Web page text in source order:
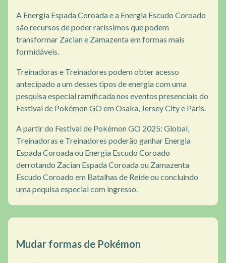
A Energia Espada Coroada e a Energia Escudo Coroado
são recursos de poder raríssimos que podem
transformar Zacian e Zamazenta em formas mais
formidáveis.
Treinadoras e Treinadores podem obter acesso
antecipado a um desses tipos de energia com uma
pesquisa especial ramificada nos eventos presenciais do
Festival de Pokémon GO em Osaka, Jersey City e Paris.
A partir do Festival de Pokémon GO 2025: Global,
Treinadoras e Treinadores poderão ganhar Energia
Espada Coroada ou Energia Escudo Coroado
derrotando Zacian Espada Coroada ou Zamazenta
Escudo Coroado em Batalhas de Reide ou concluindo
uma pequisa especial com ingresso.
Mudar formas de Pokémon